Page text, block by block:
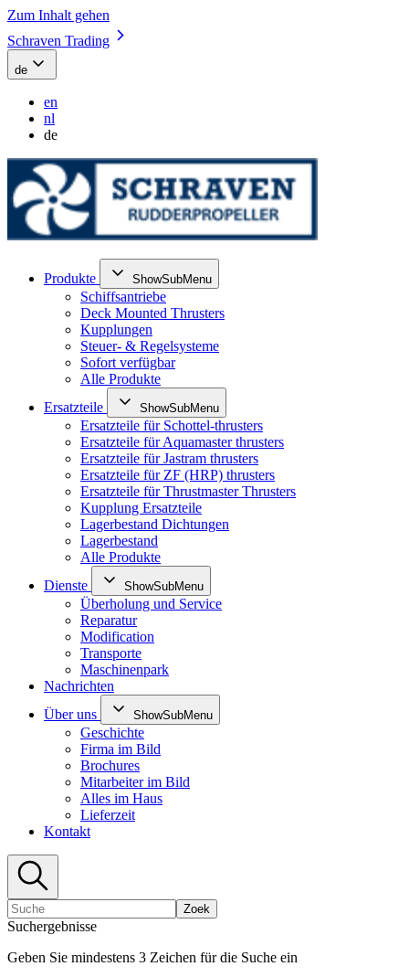
Zum Inhalt gehen
Schraven Trading
de
en
nl
de
Produkte ShowSubMenu
Schiffsantriebe
Deck Mounted Thrusters
Kupplungen
Steuer- & Regelsysteme
Sofort verfügbar
Alle Produkte
Ersatzteile
ShowSubMenu
Ersatzteile für Schottel-thrusters
Ersatzteile für Aquamaster thrusters
Ersatzteile für Jastram thrusters
Ersatzteile für ZF (HRP) thrusters
Ersatzteile für Thrustmaster Thrusters
Kupplung Ersatzteile
Lagerbestand Dichtungen
Lagerbestand
Alle Produkte
Dienste
ShowSubMenu
Überholung und Service
Reparatur
Modification
Transporte
Maschinenpark
Nachrichten
Über uns
ShowSubMenu
Geschichte
Firma im Bild
Brochures
Mitarbeiter im Bild
Alles im Haus
Lieferzeit
Kontakt
Zoek
Suchergebnisse
Geben Sie mindestens 3 Zeichen für die Suche ein